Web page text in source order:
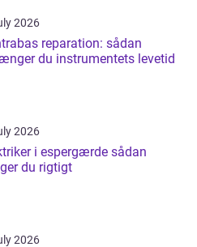
2026
reparation: sådan
du instrumentets levetid
2026
i espergærde sådan
du rigtigt
2026